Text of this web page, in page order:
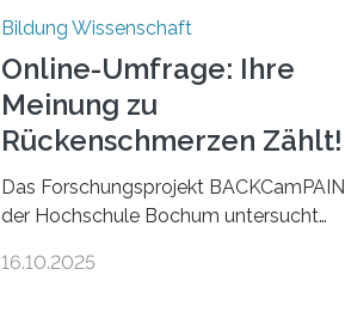
Bildung Wissenschaft
Online-Umfrage: Ihre
Meinung zu
Rückenschmerzen Zählt!
Das Forschungsprojekt BACKCamPAIN
der Hochschule Bochum untersucht
rund um Rückenschmerzen.
16.10.2025